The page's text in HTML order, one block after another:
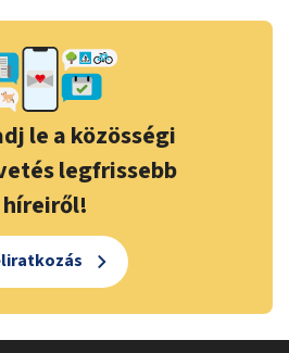
le a közösségi
legfrissebb
híreiről!